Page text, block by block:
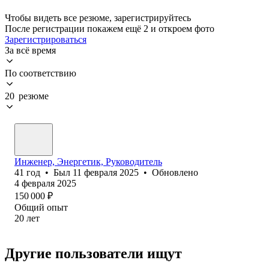
Чтобы видеть все резюме, зарегистрируйтесь
После регистрации покажем ещё 2 и откроем фото
Зарегистрироваться
За всё время
По соответствию
20 резюме
Инженер, Энергетик, Руководитель
41 год • Был 11 февраля 2025 • Обновлено
4 февраля 2025
150 000 ₽
Общий опыт
20 лет
Другие пользователи ищут